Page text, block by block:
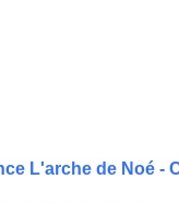
L'arche de Noé -